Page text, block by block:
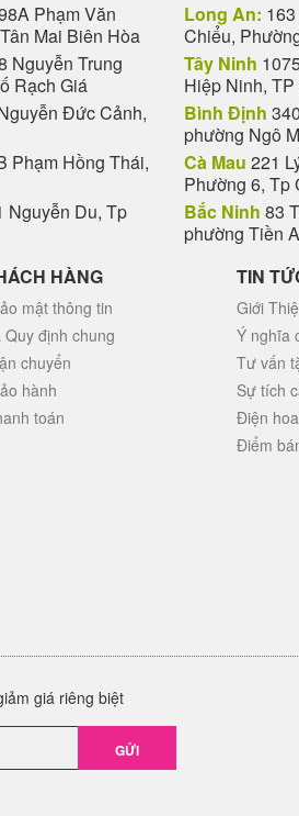
Phạm Văn
Mai Biên Hòa
Nguyễn Trung
Rạch Giá
Đức Cảnh,
Phạm Hồng Thái,
Nguyễn Du, Tp
Long An:
Chiểu,
Tây Ninh
Hiệp Ninh,
Bình Định
phường Ngô
Cà Mau 221
Phường 6, Tp
Bắc Ninh 83
phường Tiền
HÀNG
mật thông tin
định chung
chuyển
hành
toán
TIN
Giới
Ý nghĩa
Tư vấn
Sự tích
Điện
Điểm
giá riêng biệt
GỬI